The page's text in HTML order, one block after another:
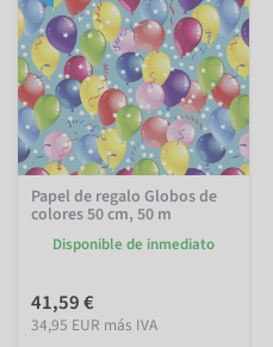
Papel de regalo Globos de
colores 50 cm, 50 m
Disponible de inmediato
41,59 €
34,95 EUR más IVA